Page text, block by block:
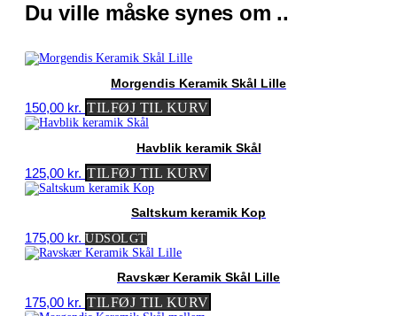
Du ville måske synes om ..
Morgendis Keramik Skål Lille
150,00 kr. TILFØJ TIL KURV
Havblik keramik Skål
125,00 kr. TILFØJ TIL KURV
Saltskum keramik Kop
175,00 kr. UDSOLGT
Ravskær Keramik Skål Lille
175,00 kr. TILFØJ TIL KURV